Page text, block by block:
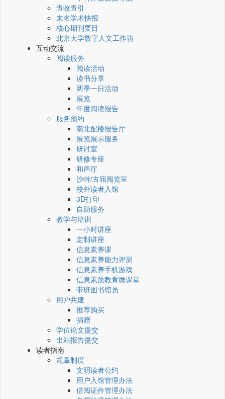
查收查引
未名学术快报
核心期刊要目
北京大学数字人文工作坊
互动交流
阅读服务
阅读活动
读书分享
两季一日活动
展览
年度阅读报告
服务预约
南北配楼报告厅
展览展示服务
研讨室
研修专座
和声厅
沙特/古籍阅览室
校外读者入馆
3D打印
自助服务
教学与培训
一小时讲座
定制讲座
信息素养课
信息素养能力评测
信息素养手机游戏
信息素质教育微课堂
带班图书馆员
用户共建
推荐购买
捐赠
学位论文提交
出站报告提交
读者指南
规章制度
文明读者公约
用户入馆管理办法
借阅证件管理办法